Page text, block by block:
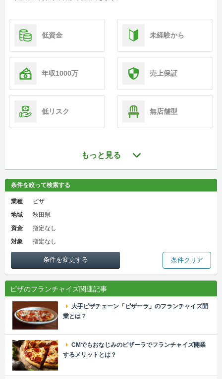
低資金 未経験から
年収1000万 売上保証
低リスク 無店舗型
もっと見る
条件を絞って検索する
業種
ピザ
地域
秋田県
資金
指定なし
対象
指定なし
条件を変更する 条件クリア
ピザのフランチャイズ関連記事
大手ピザチェーン「ピザーラ」のフランチャイズ開
業とは？
CMでもおなじみのピザーラでフランチャイズ開業
するメリットとは？